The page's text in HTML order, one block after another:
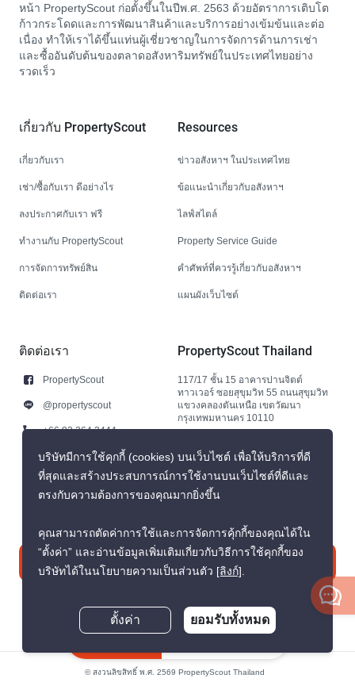
หน้า PropertyScout ก่อตั้งขึ้นในปีพ.ศ. 2563 ด้วยอัตราการเติบโต
ก้าวกระโดดและการพัฒนาสินค้าและบริการอย่างเข้มข้นและต่อ
เนื่อง ทำให้เราได้ขึ้นแท่นผู้เชี่ยวชาญในการจัดการด้านการเช่า
และซื้ออันดับต้นของตลาดอสังหาริมทรัพย์ในประเทศไทยอย่าง
รวดเร็ว
เกี่ยวกับ PropertyScout
เกี่ยวกับเรา
เช่า/ซื้อกับเรา ดีอย่างไร
ลงประกาศกับเรา ฟรี
ทำงานกับ PropertyScout
การจัดการทรัพย์สิน
ติดต่อเรา
Resources
ข่าวอสังหาฯ ในประเทศไทย
ข้อแนะนำเกี่ยวกับอสังหาฯ
ไลฟ์สไตล์
Property Service Guide
คำศัพท์ที่ควรรู้เกี่ยวกับอสังหาฯ
แผนผังเว็บไซต์
ติดต่อเรา
PropertyScout
@propertyscout
+66 92 264 3444
+66 92 264 3444
contact@propertyscout.co.th
PropertyScout Thailand
117/17 ชั้น 15 อาคารปานจิตต์
ทาวเวอร์ ซอยสุขุมวิท 55 ถนนสุขุมวิท
แขวงคลองตันเหนือ เขตวัฒนา
กรุงเทพมหานคร 10110
ติดต่อเรา
© สงวนลิขสิทธิ์ พ.ศ. 2569 PropertyScout Thailand
บริษัทมีการใช้คุกกี้ (cookies) บนเว็บไซต์ เพื่อให้บริการที่ดี
ที่สุดและสร้างประสบการณ์การใช้งานบนเว็บไซต์ที่ดีและ
ตรงกับความต้องการของคุณมากยิ่งขึ้น
คุณสามารถตัดค่าการใช้และการจัดการคุ้กกี้ของคุณได้ใน
“ตั้งค่า” และอ่านข้อมูลเพิ่มเติมเกี่ยวกับวิธีการใช้คุกกี้ของ
บริษัทได้ในนโยบายความเป็นส่วนตัว [ลิงก์].
ตั้งค่า ยอมรับทั้งหมด